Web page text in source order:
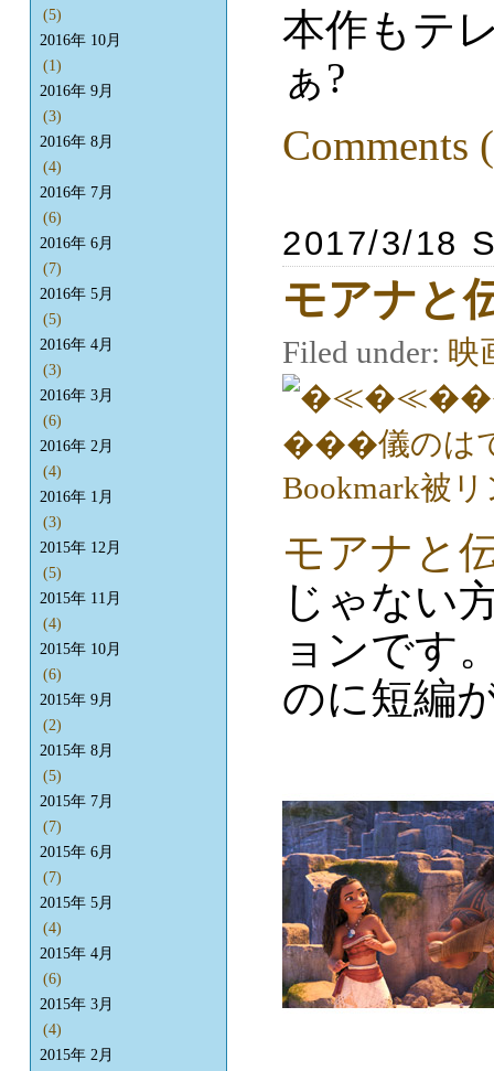
本作もテ
ぁ?
Comments
2017/3/18
モアナと
Filed under: 映
モアナと
じゃない
ョンです
のに短編
(5)
2016年 10月
(1)
2016年 9月
(3)
2016年 8月
(4)
2016年 7月
(6)
2016年 6月
(7)
2016年 5月
(5)
2016年 4月
(3)
2016年 3月
(6)
2016年 2月
(4)
2016年 1月
(3)
2015年 12月
(5)
2015年 11月
(4)
2015年 10月
(6)
2015年 9月
(2)
2015年 8月
(5)
2015年 7月
(7)
2015年 6月
(7)
2015年 5月
(4)
2015年 4月
(6)
2015年 3月
(4)
2015年 2月